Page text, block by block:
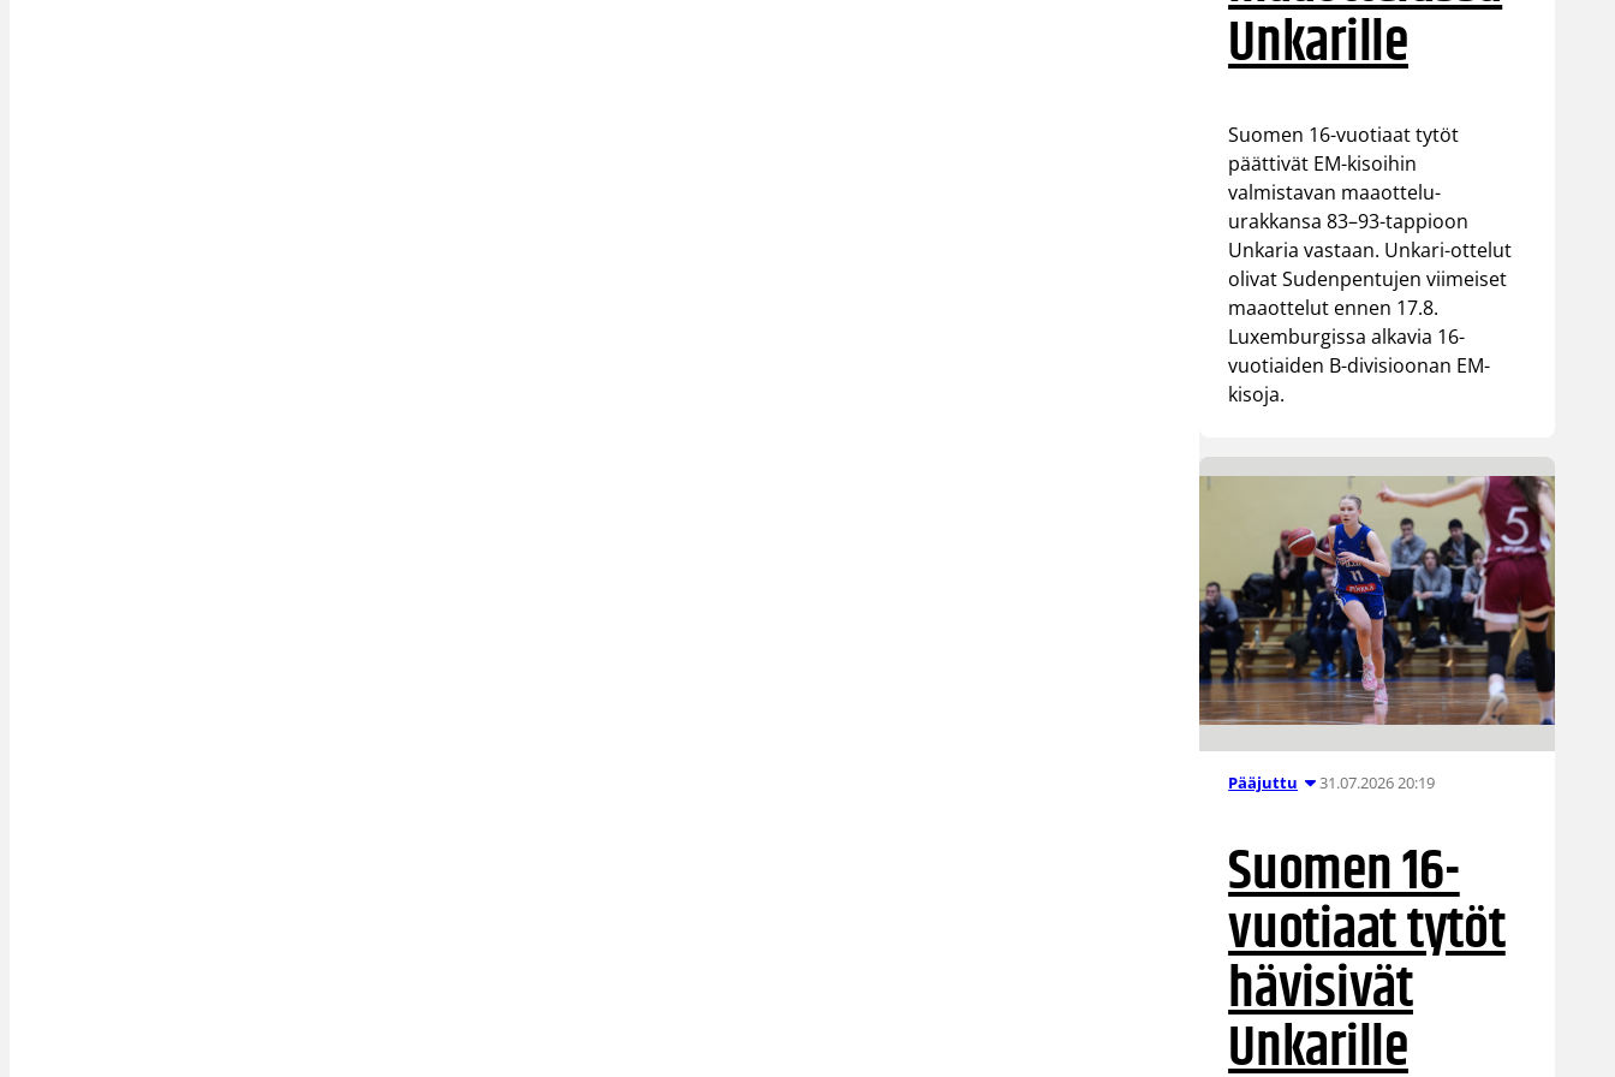
Unkarille
Suomen 16-vuotiaat tytöt
päättivät EM-kisoihin
valmistavan maaottelu-
urakkansa 83–93-tappioon
Unkaria vastaan. Unkari-ottelut
olivat Sudenpentujen viimeiset
maaottelut ennen 17.8.
Luxemburgissa alkavia 16-
vuotiaiden B-divisioonan EM-
kisoja.
Pääjuttu 31.07.2026 20:19
Suomen 16-
vuotiaat tytöt
hävisivät
Unkarille